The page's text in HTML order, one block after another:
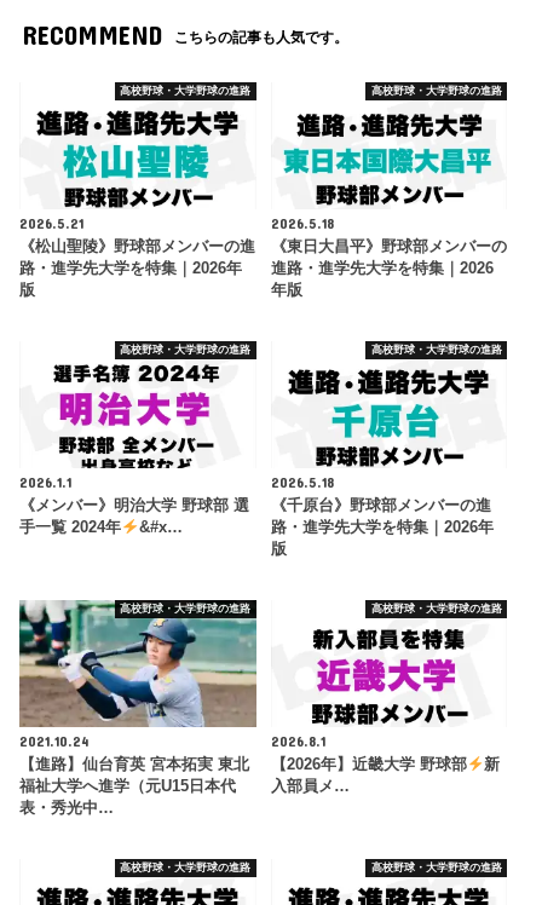
RECOMMEND こちらの記事も人気です。
高校野球・大学野球の進路
2026.5.21
《松山聖陵》野球部メンバーの進
路・進学先大学を特集｜2026年
版
高校野球・大学野球の進路
2026.5.18
《東日大昌平》野球部メンバーの
進路・進学先大学を特集｜2026
年版
高校野球・大学野球の進路
2026.1.1
《メンバー》明治大学 野球部 選
手一覧 2024年
&#x…
高校野球・大学野球の進路
2026.5.18
《千原台》野球部メンバーの進
路・進学先大学を特集｜2026年
版
高校野球・大学野球の進路
2021.10.24
【進路】仙台育英 宮本拓実 東北
福祉大学へ進学（元U15日本代
表・秀光中…
高校野球・大学野球の進路
2026.8.1
【2026年】近畿大学 野球部
新
入部員メ…
高校野球・大学野球の進路 高校野球・大学野球の進路